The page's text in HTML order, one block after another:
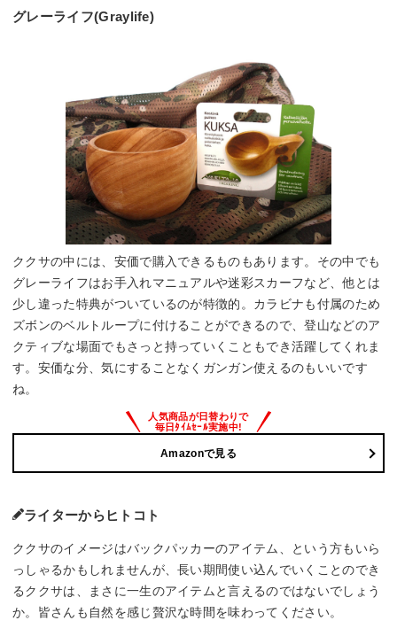
グレーライフ(Graylife)
ククサの中には、安価で購入できるものもあります。その中でも
グレーライフはお手入れマニュアルや迷彩スカーフなど、他とは
少し違った特典がついているのが特徴的。カラビナも付属のため
ズボンのベルトループに付けることができるので、登山などのア
クティブな場面でもさっと持っていくこともでき活躍してくれま
す。安価な分、気にすることなくガンガン使えるのもいいです
ね。
Amazonで見る
ライターからヒトコト
ククサのイメージはバックパッカーのアイテム、という方もいら
っしゃるかもしれませんが、長い期間使い込んでいくことのでき
るククサは、まさに一生のアイテムと言えるのではないでしょう
か。皆さんも自然を感じ贅沢な時間を味わってください。